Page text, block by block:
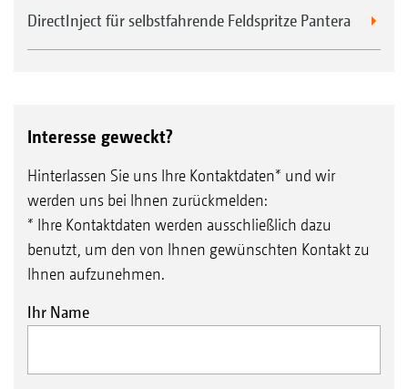
DirectInject für selbstfahrende Feldspritze Pantera
Interesse geweckt?
Hinterlassen Sie uns Ihre Kontaktdaten* und wir
werden uns bei Ihnen zurückmelden:
* Ihre Kontaktdaten werden ausschließlich dazu
benutzt, um den von Ihnen gewünschten Kontakt zu
Ihnen aufzunehmen.
Ihr Name